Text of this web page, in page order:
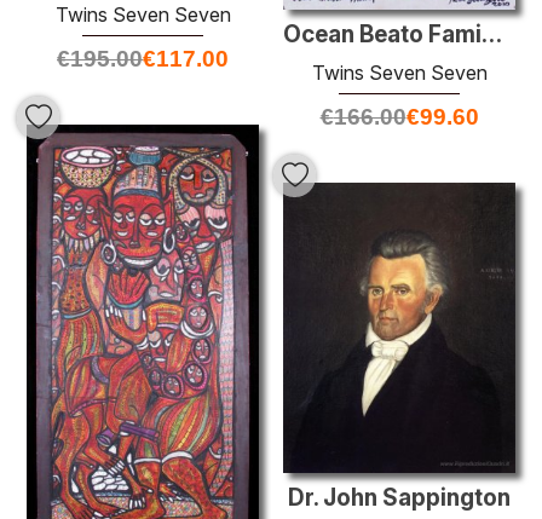
Ocean Beato Famiglia
Twins Seven Seven
€166.00€99.60
Twins Seven Seven
€195.00€117.00
Dr. John Sappington